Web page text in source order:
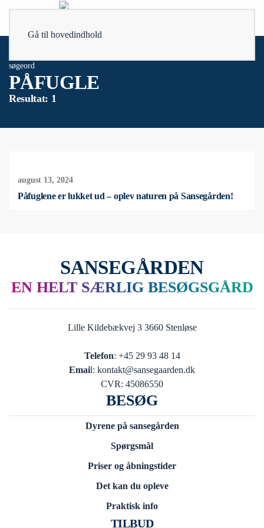
Gå til hovedindhold
søgeord
PÅFUGLE
Resultat: 1
august 13, 2024
Påfuglene er lukket ud – oplev naturen på Sansegården!
SANSEGÅRDEN
EN HELT SÆRLIG BESØGSGÅRD
Lille Kildebækvej 3 3660 Stenløse
Telefon: +45 29 93 48 14
Email: kontakt@sansegaarden.dk
CVR: 45086550
BESØG
Dyrene på sansegården
Spørgsmål
Priser og åbningstider
Det kan du opleve
Praktisk info
TILBUD